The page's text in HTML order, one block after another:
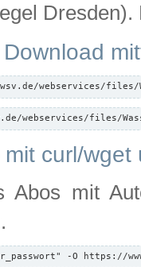
webservices/files/
webservices/files/
curl/
Abos mit
-O https://